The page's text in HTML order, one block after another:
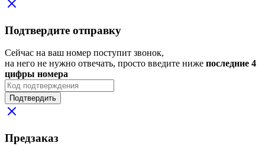
Подтвердите отправку
Сейчас на ваш номер поступит звонок,
на него не нужно отвечать, просто введите ниже последние 4
цифры номера
Подтвердить
Предзаказ